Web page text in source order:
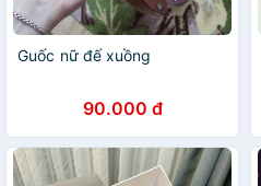
Guốc nữ đế xuồng
90.000 đ